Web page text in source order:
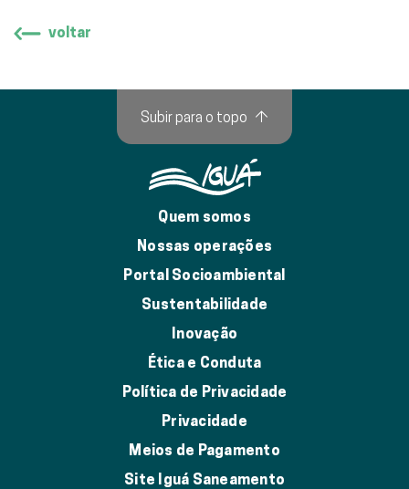
voltar
Quem somos
Nossas operações
Portal Socioambiental
Sustentabilidade
Inovação
Ética e Conduta
Política de Privacidade
Privacidade
Meios de Pagamento
Site Iguá Saneamento
Subir para o topo ↑